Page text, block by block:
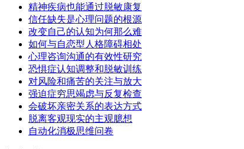
精神疾病也能通过脱敏康复
信任缺失是心理问题的根源
改变自己的认知为何那么难
如何与自恋型人格障碍相处
心理咨询沟通的有效性研究
恐惧症认知调整和脱敏训练
对风险和痛苦的关注与放大
强迫症穷思竭虑与反复检查
会破坏亲密关系的表达方式
脱离客观现实的主观臆想
自动化消极思维问卷